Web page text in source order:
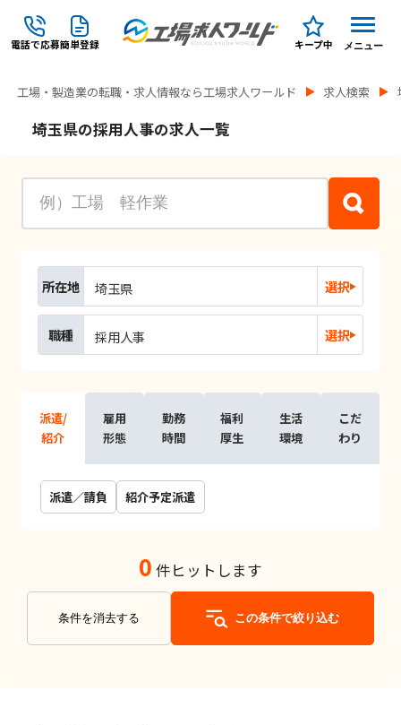
電話で応募簡単登録 キープ中 メニュー
工場・製造業の転職・求人情報なら工場求人ワールド 求人検索
埼玉県の採用人事の求人一覧
所在地 埼玉県 選択
職種 採用人事 選択
派遣/
紹介
雇用
形態
勤務
時間
福利
厚生
生活
環境
こだ
わり
派遣／請負 紹介予定派遣
0 件ヒットします
条件を消去する この条件で絞り込む